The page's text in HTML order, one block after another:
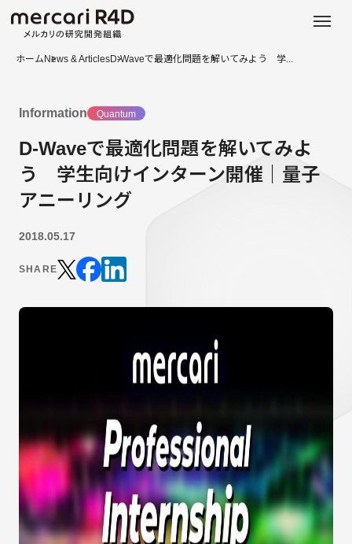
ホーム News & ArticlesD-Waveで最適化問題を解いてみよう 学...
Information Quantum
D-Waveで最適化問題を解いてみよ
う 学生向けインターン開催｜量子
アニーリング
2018.05.17
SHARE